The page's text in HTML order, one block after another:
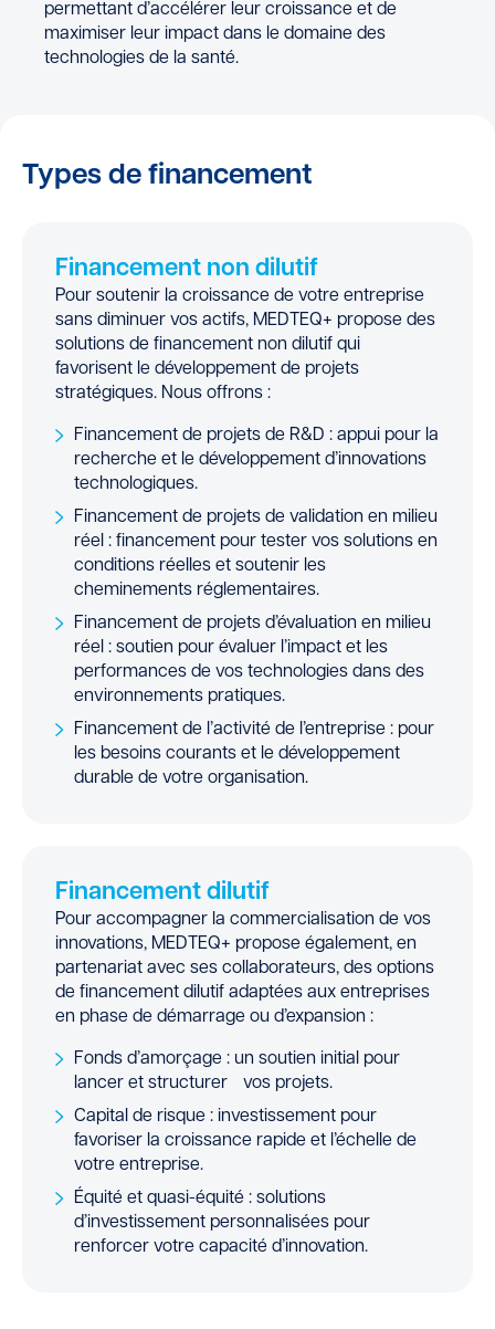
permettant d’accélérer leur croissance et de
maximiser leur impact dans le domaine des
technologies de la santé.
Types de financement
Financement non dilutif
Pour soutenir la croissance de votre entreprise
sans diminuer vos actifs, MEDTEQ+ propose des
solutions de financement non dilutif qui
favorisent le développement de projets
stratégiques. Nous offrons :
Financement de projets de R&D : appui pour la
recherche et le développement d’innovations
technologiques.
Financement de projets de validation en milieu
réel : financement pour tester vos solutions en
conditions réelles et soutenir les
cheminements réglementaires.
Financement de projets d’évaluation en milieu
réel : soutien pour évaluer l’impact et les
performances de vos technologies dans des
environnements pratiques.
Financement de l’activité de l’entreprise : pour
les besoins courants et le développement
durable de votre organisation.
Financement dilutif
Pour accompagner la commercialisation de vos
innovations, MEDTEQ+ propose également, en
partenariat avec ses collaborateurs, des options
de financement dilutif adaptées aux entreprises
en phase de démarrage ou d’expansion :
Fonds d’amorçage : un soutien initial pour
lancer et structurer vos projets.
Capital de risque : investissement pour
favoriser la croissance rapide et l’échelle de
votre entreprise.
Équité et quasi-équité : solutions
d’investissement personnalisées pour
renforcer votre capacité d’innovation.